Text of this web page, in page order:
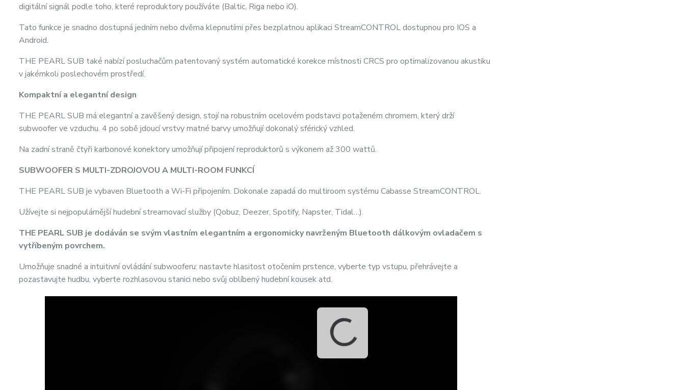
digitální signál podle toho, které reproduktory používáte (Baltic, Riga nebo iO).
Tato funkce je snadno dostupná jedním nebo dvěma klepnutími přes bezplatnou aplikaci StreamCONTROL dostupnou pro IOS a
Android.
THE PEARL SUB také nabízí posluchačům patentovaný systém automatické korekce místnosti CRCS pro optimalizovanou akustiku
v jakémkoli poslechovém prostředí.
Kompaktní a elegantní design
THE PEARL SUB má elegantní a zavěšený design, stojí na robustním ocelovém podstavci potaženém chromem, který drží
subwoofer ve vzduchu. 4 po sobě jdoucí vrstvy matné barvy umožňují dokonalý sférický vzhled.
Na zadní straně čtyři karbonové konektory umožňují připojení reproduktorů s výkonem až 300 wattů.
SUBWOOFER S MULTI-ZDROJOVOU A MULTI-ROOM FUNKCÍ
THE PEARL SUB je vybaven Bluetooth a Wi-Fi připojením. Dokonale zapadá do multiroom systému Cabasse StreamCONTROL.
Užívejte si nejpopulárnější hudební streamovací služby (Qobuz, Deezer, Spotify, Napster, Tidal…).
THE PEARL SUB je dodáván se svým vlastním elegantním a ergonomicky navrženým Bluetooth dálkovým ovladačem s
vytříbeným povrchem.
Umožňuje snadné a intuitivní ovládání subwooferu: nastavte hlasitost otočením prstence, vyberte typ vstupu, přehrávejte a
pozastavujte hudbu, vyberte rozhlasovou stanici nebo svůj oblíbený hudební kousek atd.